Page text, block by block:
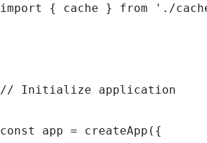
import { cache } from './
// Initialize application
const app = createApp({